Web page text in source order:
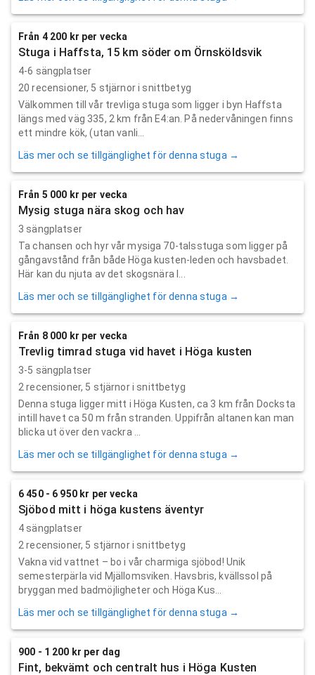
Från 4 200 kr per vecka
Stuga i Haffsta, 15 km söder om Örnsköldsvik
4-6 sängplatser
20 recensioner, 5 stjärnor i snittbetyg
Välkommen till vår trevliga stuga som ligger i byn Haffsta
längs med väg 335, 2 km från E4:an. På nedervåningen finns
ett mindre kök, (utan vanli...
Läs mer och se tillgänglighet för denna stuga →
Från 5 000 kr per vecka
Mysig stuga nära skog och hav
3 sängplatser
Ta chansen och hyr vår mysiga 70-talsstuga som ligger på
gångavstånd från både Höga kusten-leden och havsbadet.
Här kan du njuta av det skogsnära l...
Läs mer och se tillgänglighet för denna stuga →
Från 8 000 kr per vecka
Trevlig timrad stuga vid havet i Höga kusten
3-5 sängplatser
2 recensioner, 5 stjärnor i snittbetyg
Denna stuga ligger mitt i Höga Kusten, ca 3 km från Docksta
intill havet ca 50 m från stranden. Uppifrån altanen kan man
blicka ut över den vackra ...
Läs mer och se tillgänglighet för denna stuga →
6 450 - 6 950 kr per vecka
Sjöbod mitt i höga kustens äventyr
4 sängplatser
2 recensioner, 5 stjärnor i snittbetyg
Vakna vid vattnet – bo i vår charmiga sjöbod! Unik
semesterpärla vid Mjällomsviken. Havsbris, kvällssol på
bryggan med badmöjligheter och Höga Kus...
Läs mer och se tillgänglighet för denna stuga →
900 - 1 200 kr per dag
Fint, bekvämt och centralt hus i Höga Kusten